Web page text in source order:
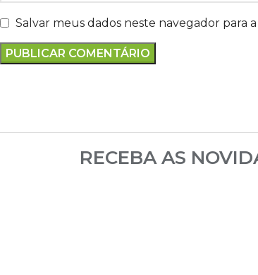
Salvar meus dados neste navegador para
RECEBA AS